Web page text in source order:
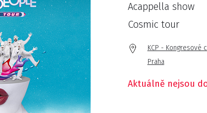
Acappella show
Cosmic tour
KCP - Kongresové
Praha
Aktuálně nejsou